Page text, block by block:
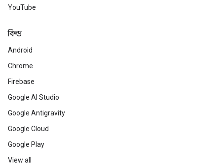
YouTube
বিল্ড
Android
Chrome
Firebase
Google AI Studio
Google Antigravity
Google Cloud
Google Play
View all